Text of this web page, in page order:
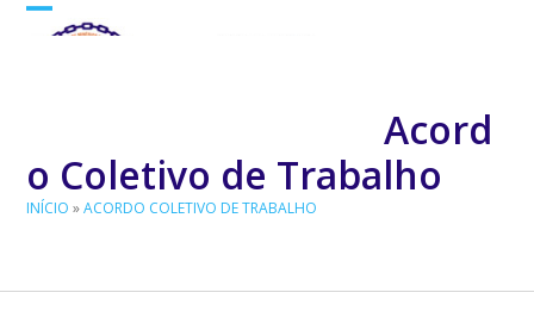
Skip
Open
Close
Acord
o Coletivo de Trabalho
INÍCIO »ACORDO COLETIVO DE TRABALHO